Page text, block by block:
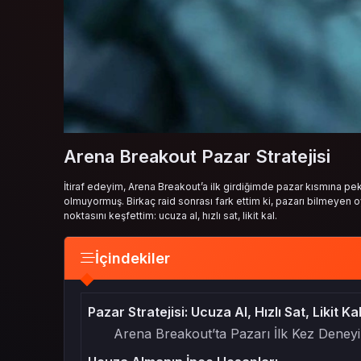
Arena Breakout Pazar Stratejisi
İtiraf edeyim, Arena Breakout’a ilk girdiğimde pazar kısmına
olmuyormuş. Birkaç raid sonrası fark ettim ki, pazarı bilmeyen
noktasını keşfettim: ucuza al, hızlı sat, likit kal.
İçindekiler
Pazar Stratejisi: Ucuza Al, Hızlı Sat, Likit
Arena Breakout’ta Pazarı İlk Kez